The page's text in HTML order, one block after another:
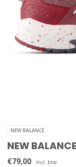
NEW BALANCE
NEW
€79,00 Incl. btw